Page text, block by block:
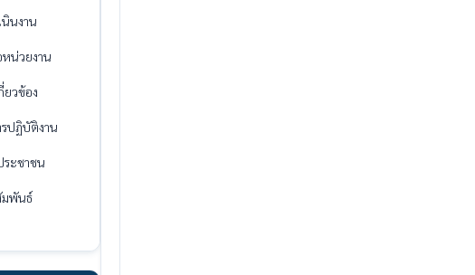
นงาน
น่วยงาน
วข้อง
ปฏิบัติงาน
ระชาชน
มพันธ์